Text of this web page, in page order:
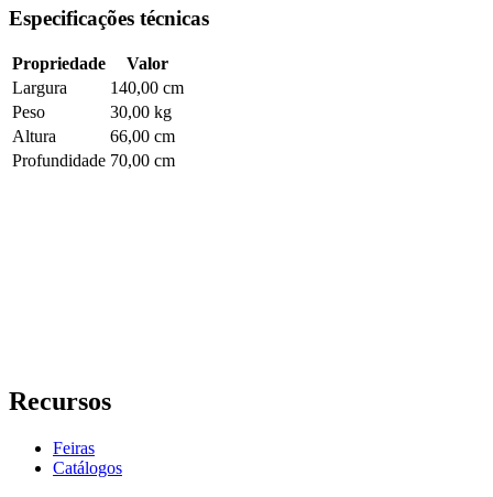
Especificações técnicas
Propriedade
Valor
Largura
140,00 cm
Peso
30,00 kg
Altura
66,00 cm
Profundidade 70,00 cm
Recursos
Feiras
Catálogos